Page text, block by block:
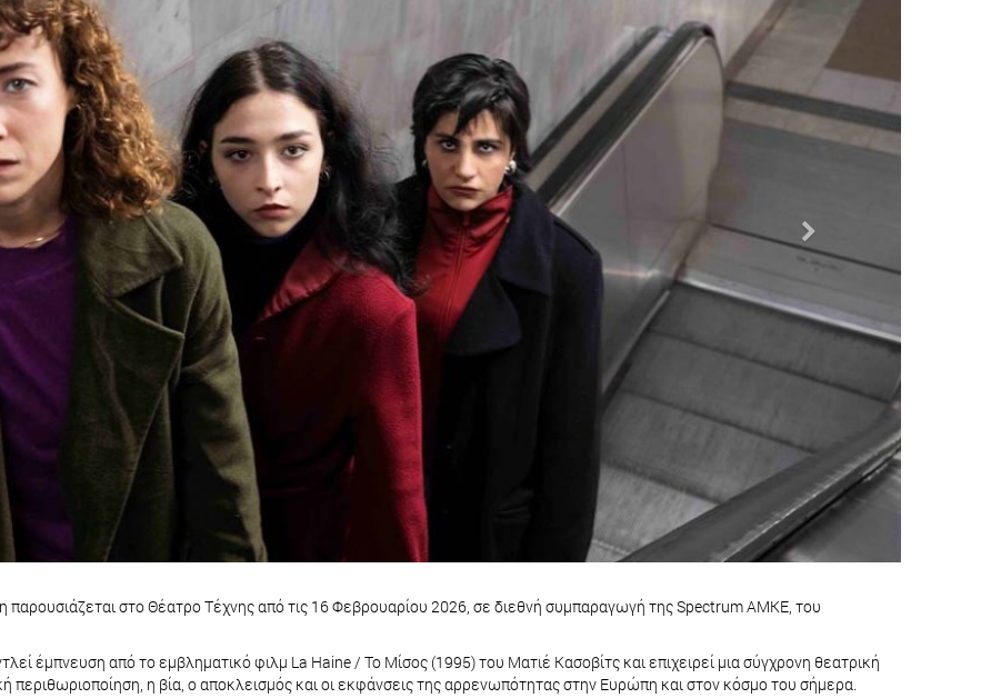
στο Θέατρο Τέχνης από τις 16 Φεβρουαρίου 2026, σε διεθνή συμπαραγωγή της Spectrum ΑΜΚΕ, του
έμπνευση από το εμβληματικό φιλμ La Haine / Το Μίσος (1995) του Ματιέ Κασοβίτς και επιχειρεί μια σύγχρονη θεατρική
περιθωριοποίηση, η βία, ο αποκλεισμός και οι εκφάνσεις της αρρενωπότητας στην Ευρώπη και στον κόσμο του σήμερα.